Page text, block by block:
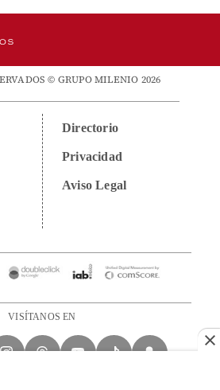
© GRUPO MILENIO 2026
Directorio
Privacidad
Aviso Legal
VISÍTANOS EN